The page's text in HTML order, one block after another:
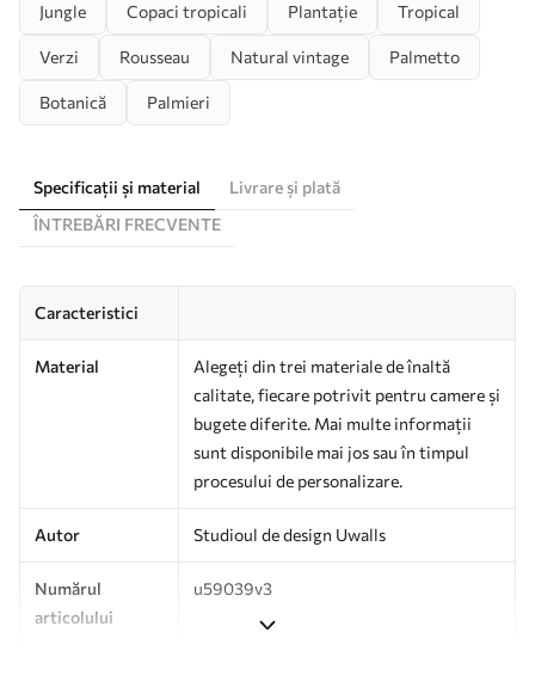
Jungle Copaci tropicali Plantație Tropical
Verzi Rousseau Natural vintage Palmetto
Botanică Palmieri
Specificații și material
Livrare și plată
ÎNTREBĂRI FRECVENTE
Caracteristici
Material
Alegeți din trei materiale de înaltă
calitate, fiecare potrivit pentru camere și
bugete diferite. Mai multe informații
sunt disponibile mai jos sau în timpul
procesului de personalizare.
Autor Studioul de design Uwalls
Numărul
articolului
u59039v3